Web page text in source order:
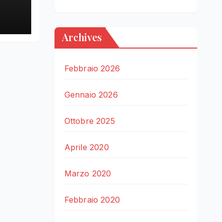
Archives
Febbraio 2026
Gennaio 2026
Ottobre 2025
Aprile 2020
Marzo 2020
Febbraio 2020